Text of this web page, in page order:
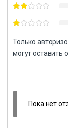
Только
могут оставить
Пока нет